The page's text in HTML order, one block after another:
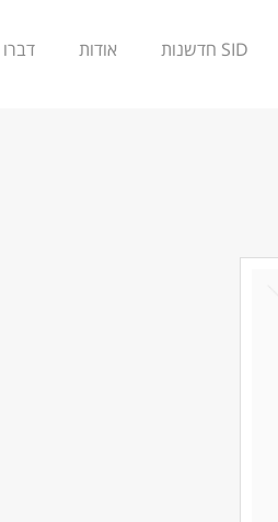
SID חדשנות אודות דברו